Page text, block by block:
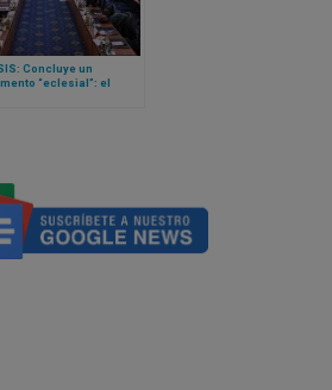
Concluye un
“eclesial”: el